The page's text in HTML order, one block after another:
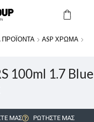
ΠΡΟΪΟΝΤΑ
ASP ΧΡΩΜΑ
100ml 1.7
ΜΑΣ ΡΩΤΗΣΤΕ ΜΑΣ